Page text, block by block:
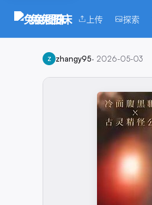
兔兔图床 上传 探索
Z zhangy95· 2026-05-03